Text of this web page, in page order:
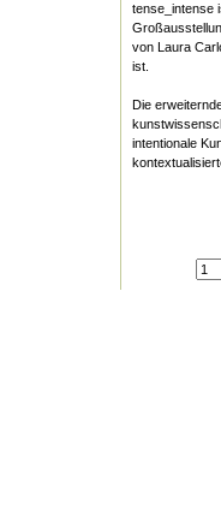
tense_intense
von Laura
ist.
Die
intentionale